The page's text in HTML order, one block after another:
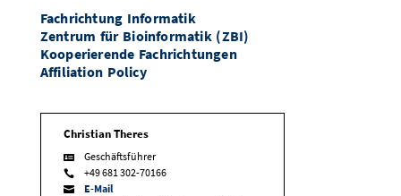
Fachrichtung Informatik
Zentrum für Bioinformatik (ZBI)
Kooperierende Fachrichtungen
Affiliation Policy
Christian Theres
 Geschäftsführer
 +49 681 302-70166
 E-Mail